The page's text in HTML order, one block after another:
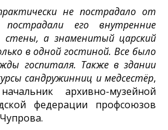
не пострадало от
его внутренние
а знаменитый царский
в одной гостиной. Все было
госпиталя. Также в здании
сандружинниц и медсестёр,
архивно-музейной
федерации профсоюзов